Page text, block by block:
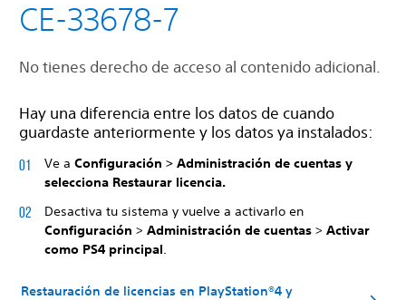
CE-33678-7
No tienes derecho de acceso al contenido adicional.
Hay una diferencia entre los datos de cuando
guardaste anteriormente y los datos ya instalados:
Ve a Configuración > Administración de cuentas y
selecciona Restaurar licencia.
Desactiva tu sistema y vuelve a activarlo en
Configuración > Administración de cuentas > Activar
como PS4 principal
Restauración de licencias en PlayStation®4 y